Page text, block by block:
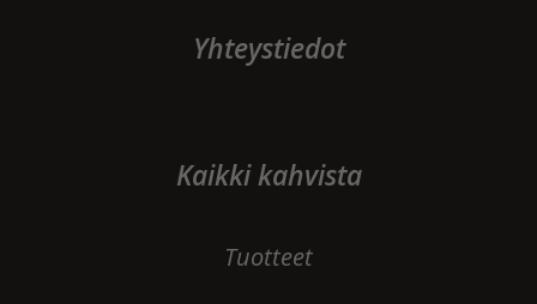
Yhteystiedot
Kaikki kahvista
Tuotteet